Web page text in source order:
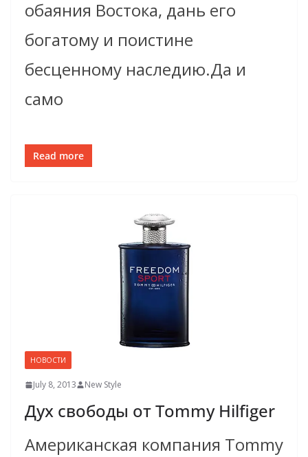
обаяния Востока, дань его
богатому и поистине
бесценному наследию.Да и
само
Read more
НОВОСТИ
July 8, 2013 New Style
Дух свободы от Tommy Hilfiger
Американская компания Tommy